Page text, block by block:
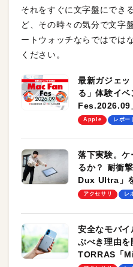
それをすぐに文字盤にでき
ど、その時々の気分で文字
ートウォッチならではでは
ください。
最新ガジェ
る」体験イ
Fes.2026.09
します！
Apple レポー
落下実験。
るか？ 耐衝
Dux Ultra」
のモバイル
アクセサリ レ
安全なモバイ
ぶべき理由を
TORRAS「